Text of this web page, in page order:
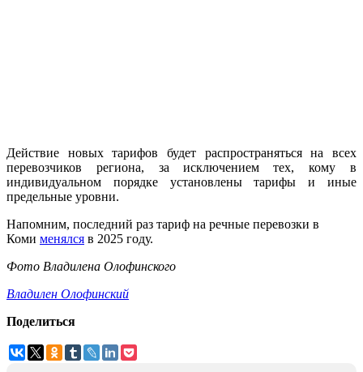
Действие новых тарифов будет распространяться на всех
перевозчиков региона, за исключением тех, кому в
индивидуальном порядке установлены тарифы и иные
предельные уровни.
Напомним, последний раз тариф на речные перевозки в
Коми менялся в 2025 году.
Фото Владилена Олофинского
Владилен Олофинский
Поделиться